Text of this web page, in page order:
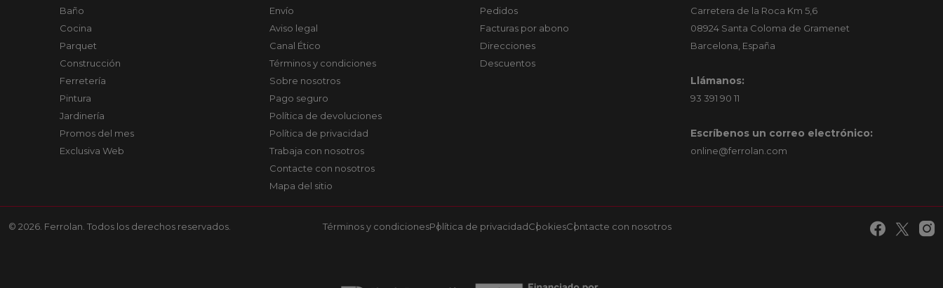
Baño
Cocina
Parquet
Construcción
Ferretería
Pintura
Jardinería
Promos del mes
Exclusiva Web
Envío
Aviso legal
Canal Ético
Términos y condiciones
Sobre nosotros
Pago seguro
Política de devoluciones
Política de privacidad
Trabaja con nosotros
Contacte con nosotros
Mapa del sitio
Pedidos
Facturas por abono
Direcciones
Descuentos
Carretera de la Roca Km 5,6
08924 Santa Coloma de Gramenet
Barcelona, España
Llámanos:
93 391 90 11
Escríbenos un correo electrónico:
online@ferrolan.com
© 2026. Ferrolan. Todos los derechos reservados. Términos y condicionesPolítica de privacidadCookiesContacte con nosotros